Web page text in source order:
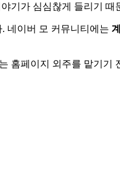
기가 심심찮게 들리기 때
네이버 모 커뮤니티에는
홈페이지 외주를 맡기기